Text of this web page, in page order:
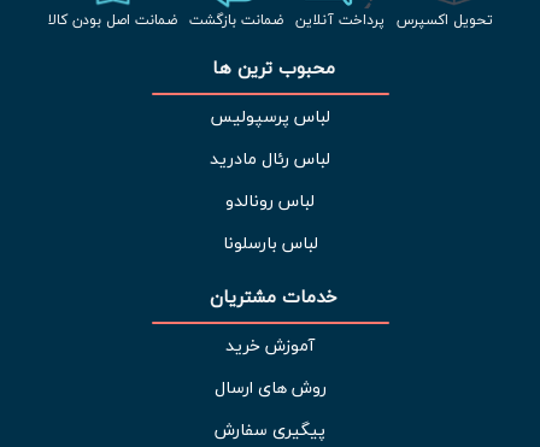
تحویل اکسپرس پرداخت آنلاین ضمانت بازگشت ضمانت اصل بودن کالا
محبوب ترین ها
لباس پرسپولیس
لباس رئال مادرید
لباس رونالدو
لباس بارسلونا
خدمات مشتریان
آموزش خرید
روش های ارسال
پیگیری سفارش